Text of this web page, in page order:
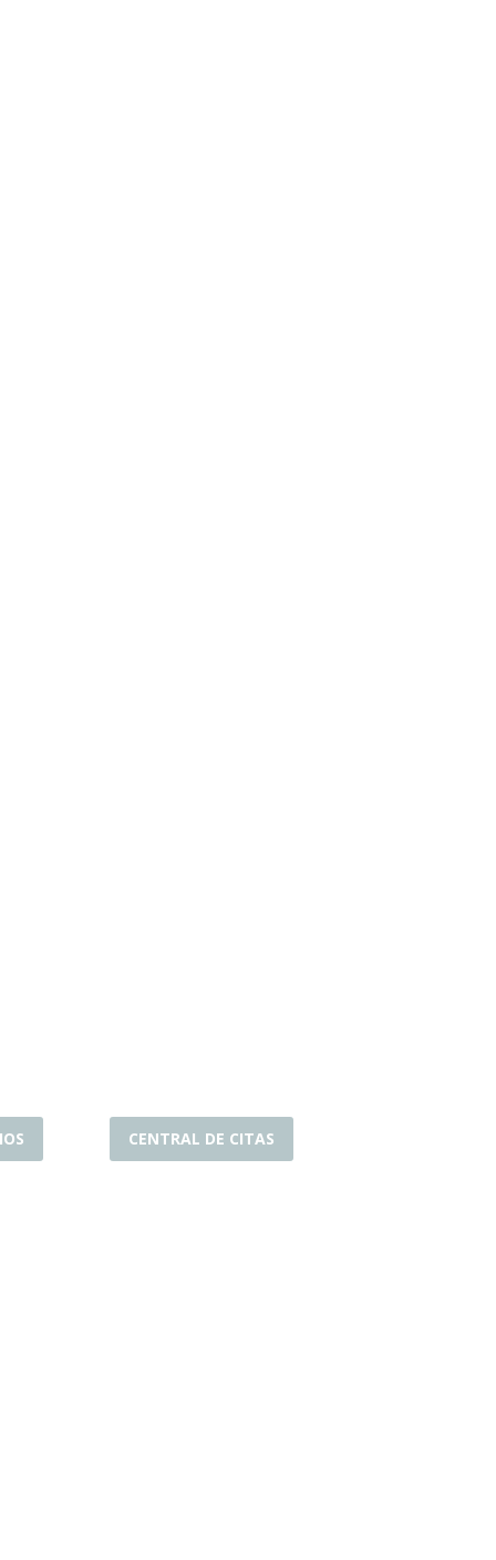
CENTRAL DE CITAS